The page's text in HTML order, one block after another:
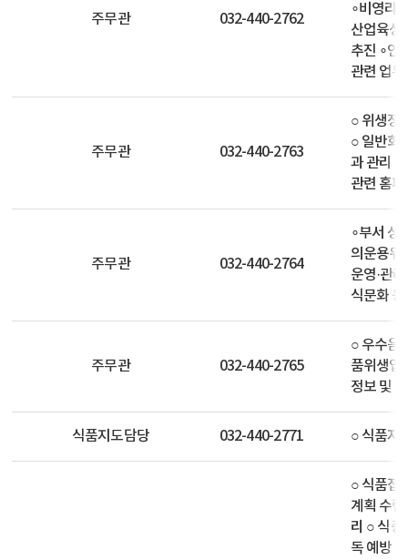
주무관 032-440-2762
∘비영리
산업육성
추진 ∘인
관련 업
주무관 032-440-2763
○ 위생정
○ 일반회
과 관리 ○
관련 홈
주무관 032-440-2764
∘부서 성
의운용위
운영·관
식문화
주무관 032-440-2765
○ 우수음
품위생업
정보 및
식품지도담당 032-440-2771 ○ 식품지
○ 식품접
계획 수
리 ○ 식중
독 예방